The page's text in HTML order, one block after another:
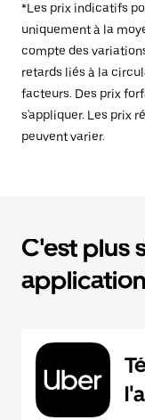
*Les prix indicatifs
uniquement à la
compte des
retards liés à la
facteurs. Des prix
s'appliquer. Les prix
peuvent varier.
C'est plus